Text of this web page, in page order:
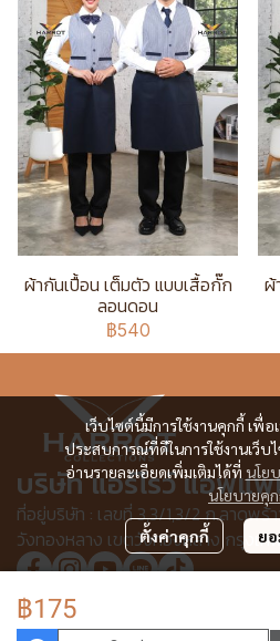
ผ้ากันเปื้อน เต็มตัว แบบเสื้อกั๊ก
ลอนดอน
฿540
ผ้
฿175
เว็บไซต์นี้มีการใช้งานคุกกี้ เพื่
ประสบการณ์ที่ดีในการใช้งานเว็บ
อ่านรายละเอียดเพิ่มเติมได้ที่ นโย
นโยบายคุ
ตั้งค่าคุกกี้ ย
บริษัท แอร์โรว์ แอพแพ
ที่อยู่บริษัท : เลขที่ 3,3/1,3/2 ก.ลาดพร้
วังทองหลาง เขตวังทองหลาง กรุงเท